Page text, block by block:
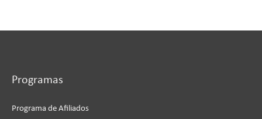
Programas
Programa de Afiliados